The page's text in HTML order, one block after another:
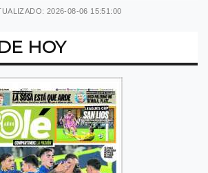
2026-08-06 15:51:00
HOY